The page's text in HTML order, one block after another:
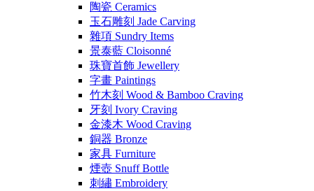
陶瓷 Ceramics
玉石雕刻 Jade Carving
雜項 Sundry Items
景泰藍 Cloisonné
珠寶首飾 Jewellery
字畫 Paintings
竹木刻 Wood & Bamboo Craving
牙刻 Ivory Craving
金漆木 Wood Craving
銅器 Bronze
家具 Furniture
煙壺 Snuff Bottle
刺繡 Embroidery